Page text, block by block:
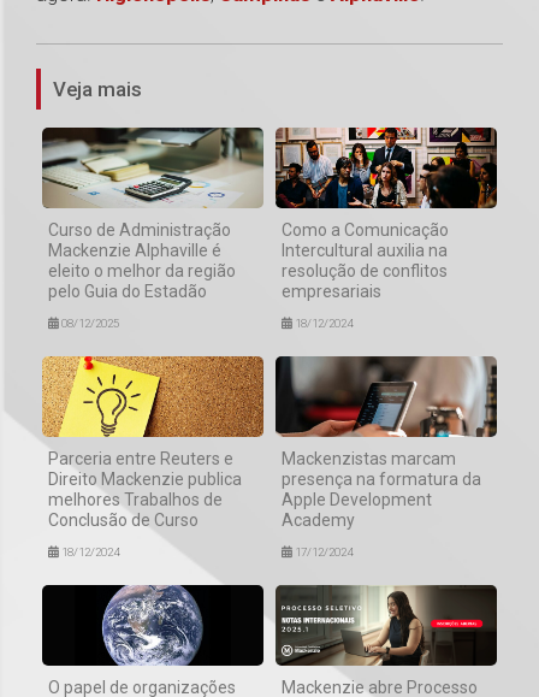
1
Veja mais
Curso de Administração
Mackenzie Alphaville é
eleito o melhor da região
pelo Guia do Estadão
08/12/2025
Como a Comunicação
Intercultural auxilia na
resolução de conflitos
empresariais
18/12/2024
Parceria entre Reuters e
Direito Mackenzie publica
melhores Trabalhos de
Conclusão de Curso
18/12/2024
Mackenzistas marcam
presença na formatura da
Apple Development
Academy
17/12/2024
O papel de organizações Mackenzie abre Processo